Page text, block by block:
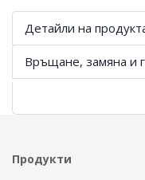
Детайли на
Връщане, замяна и
Продукти